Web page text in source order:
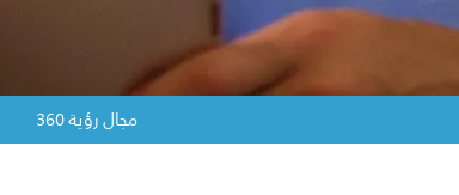
مجال رؤية 360